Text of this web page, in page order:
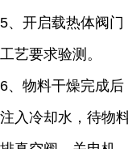
5、开启载热体阀
工艺要求验测。
6、物料干燥完成
注入冷却水，待物